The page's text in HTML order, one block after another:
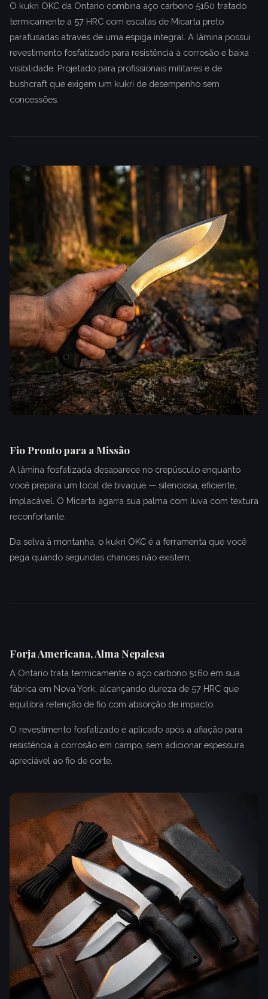
O kukri OKC da Ontario combina aço carbono 5160 tratado
termicamente a 57 HRC com escalas de Micarta preto
parafusadas através de uma espiga integral. A lâmina possui
revestimento fosfatizado para resistência à corrosão e baixa
visibilidade. Projetado para profissionais militares e de
bushcraft que exigem um kukri de desempenho sem
concessões.
Fio Pronto para a Missão
A lâmina fosfatizada desaparece no crepúsculo enquanto
você prepara um local de bivaque — silenciosa, eficiente,
implacável. O Micarta agarra sua palma com luva com textura
reconfortante.
Da selva à montanha, o kukri OKC é a ferramenta que você
pega quando segundas chances não existem.
Forja Americana, Alma Nepalesa
A Ontario trata termicamente o aço carbono 5160 em sua
fábrica em Nova York, alcançando dureza de 57 HRC que
equilibra retenção de fio com absorção de impacto.
O revestimento fosfatizado é aplicado após a afiação para
resistência à corrosão em campo, sem adicionar espessura
apreciável ao fio de corte.